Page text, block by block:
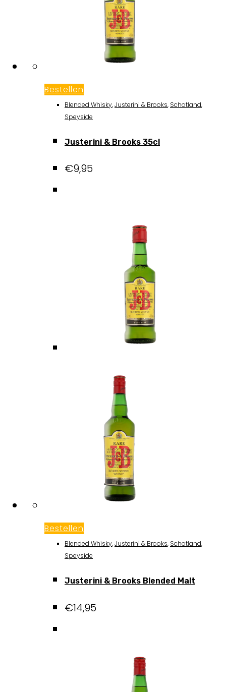
Bestellen
Blended Whisky,Justerini & Brooks, Schotland,
Speyside
Justerini & Brooks 35cl
€9,95
Bestellen
Blended Whisky,Justerini & Brooks, Schotland,
Speyside
Justerini & Brooks Blended Malt
€14,95